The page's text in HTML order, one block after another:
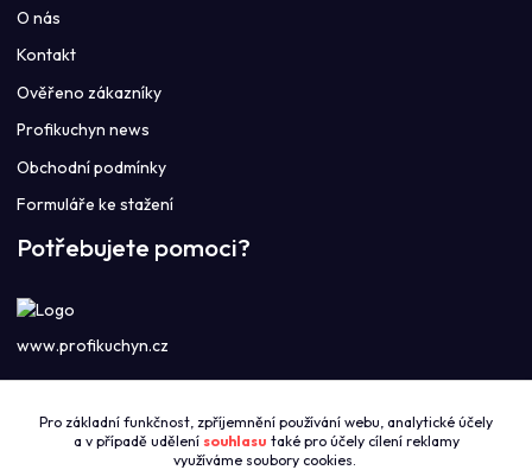
O nás
Kontakt
Ověřeno zákazníky
Profikuchyn news
Obchodní podmínky
Formuláře ke stažení
Potřebujete pomoci?
www.profikuchyn.cz
+420774421626
(Po-Pá 8:00-16:00)
Pro základní funkčnost, zpříjemnění používání webu, analytické účely
a v případě udělení souhlasu také pro účely cílení reklamy
využíváme soubory cookies.